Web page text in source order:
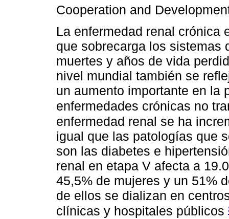
Cooperation and
La enfermedad renal crónica
que sobrecarga los sistemas
muertes y años de vida
nivel mundial también se
un aumento importante en la
enfermedades crónicas no
enfermedad renal se ha
igual que las patologías que
son las diabetes e
renal en etapa V afecta a
45,5% de mujeres y un 51%
de ellos se dializan en
clínicas y hospitales públicos